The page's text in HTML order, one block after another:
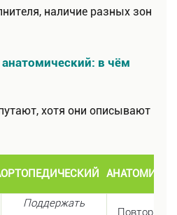
наличие разных зон
в чём
хотя они описывают
ОРТОПЕДИЧЕСКИЙ
Поддержать